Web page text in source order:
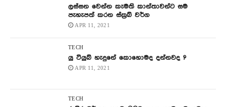
ලස්සන වෙන්න කැමති කාන්තාවන්ට සම
පැහැපත් කරන ස්ක්‍රබ් වර්ග
APR 11, 2021
TECH
යු ටියුබ් හැදුනේ කොහොමද දන්නවද ?
APR 11, 2021
TECH